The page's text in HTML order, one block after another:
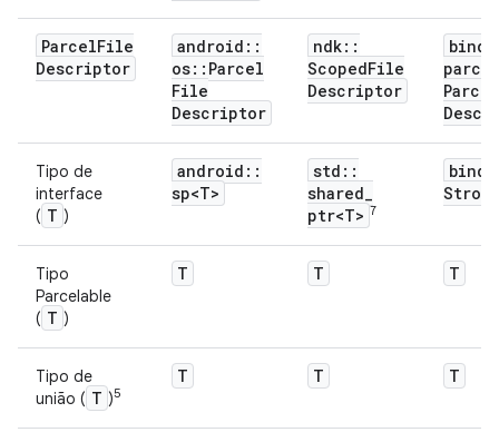
ParcelFile
Descriptor
android ::
os:: Parcel
File
Descriptor
ndk::
ScopedFile
Descriptor
parcel
Parcel
Tipo de
interface
( T )
android ::
sp<T>
std ::
shared_
ptr<T> 7
Tipo
Parcelable
( T )
T T T
Tipo de
união ( T )5
T T T